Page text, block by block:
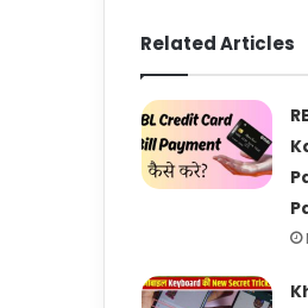
Related Articles